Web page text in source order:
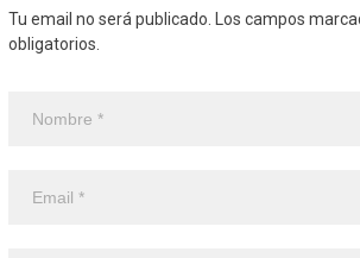
Tu email no será publicado. Los campos
obligatorios.